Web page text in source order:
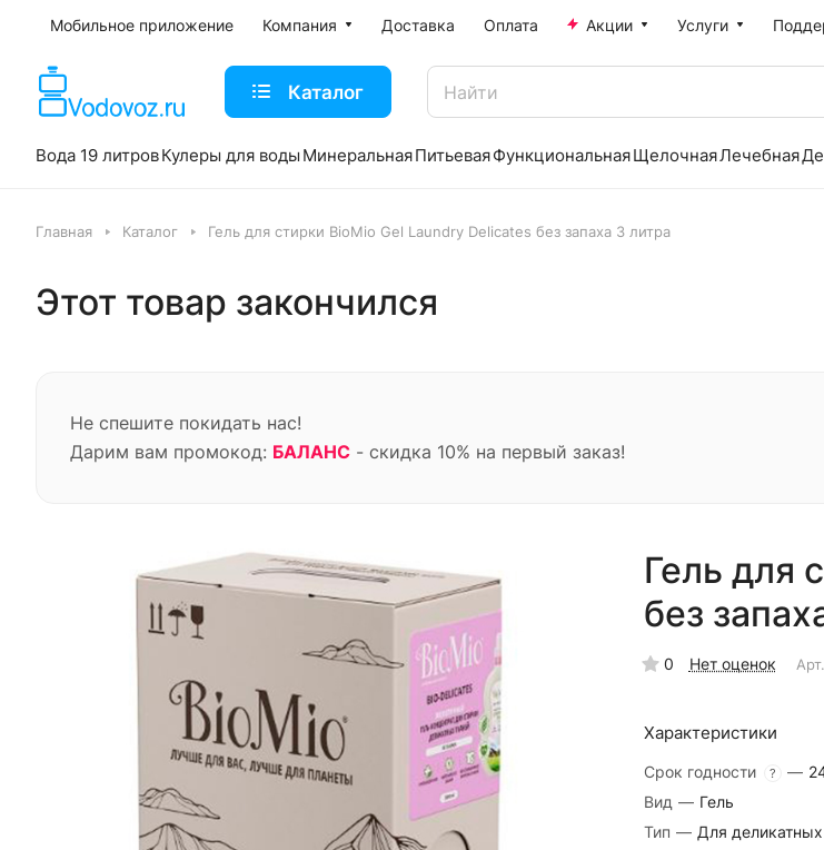
Мобильное приложение Компания Доставка Оплата Акции Услуги
Каталог
Вода 19 литровКулеры для воды МинеральнаяПитьеваяФункциональнаяЩелочнаяЛечебная
Главная Каталог Гель для стирки BioMio Gel Laundry Delicates без запаха 3 литра
Этот товар закончился
Не спешите покидать нас!
Дарим вам промокод: БАЛАНС - скидка 10% на первый заказ!
Гель для
без
0 Нет оценок Арт.
Характеристики
Срок годности ? —
Вид — Гель
Тип — Для